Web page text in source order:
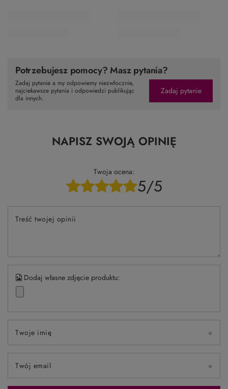
Potrzebujesz pomocy? Masz pytania?
Zadaj pytanie a my odpowiemy niezwłocznie,
najciekawsze pytania i odpowiedzi publikując
dla innych.
Zadaj pytanie
NAPISZ SWOJĄ OPINIĘ
Twoja ocena:
5/5
Treść twojej opinii
Dodaj własne zdjęcie produktu:
Twoje imię
Twój email